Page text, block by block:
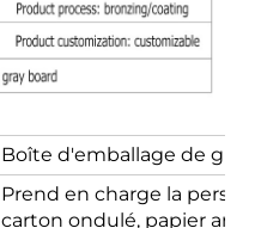
Boîte d'emballage de
Prend en charge la
carton ondulé, papier